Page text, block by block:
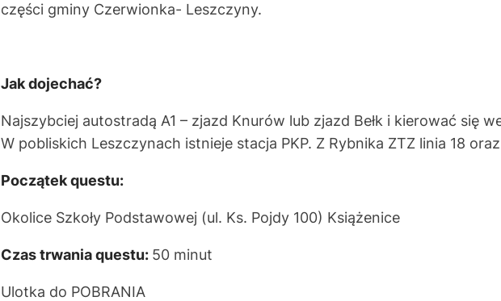
części gminy Czerwionka- Leszczyny.
Jak dojechać?
Najszybciej autostradą A1 – zjazd Knurów lub zjazd Bełk i kierować się
W pobliskich Leszczynach istnieje stacja PKP. Z Rybnika ZTZ linia 18 oraz
Początek questu:
Okolice Szkoły Podstawowej (ul. Ks. Pojdy 100) Książenice
Czas trwania questu: 50 minut
Ulotka do POBRANIA